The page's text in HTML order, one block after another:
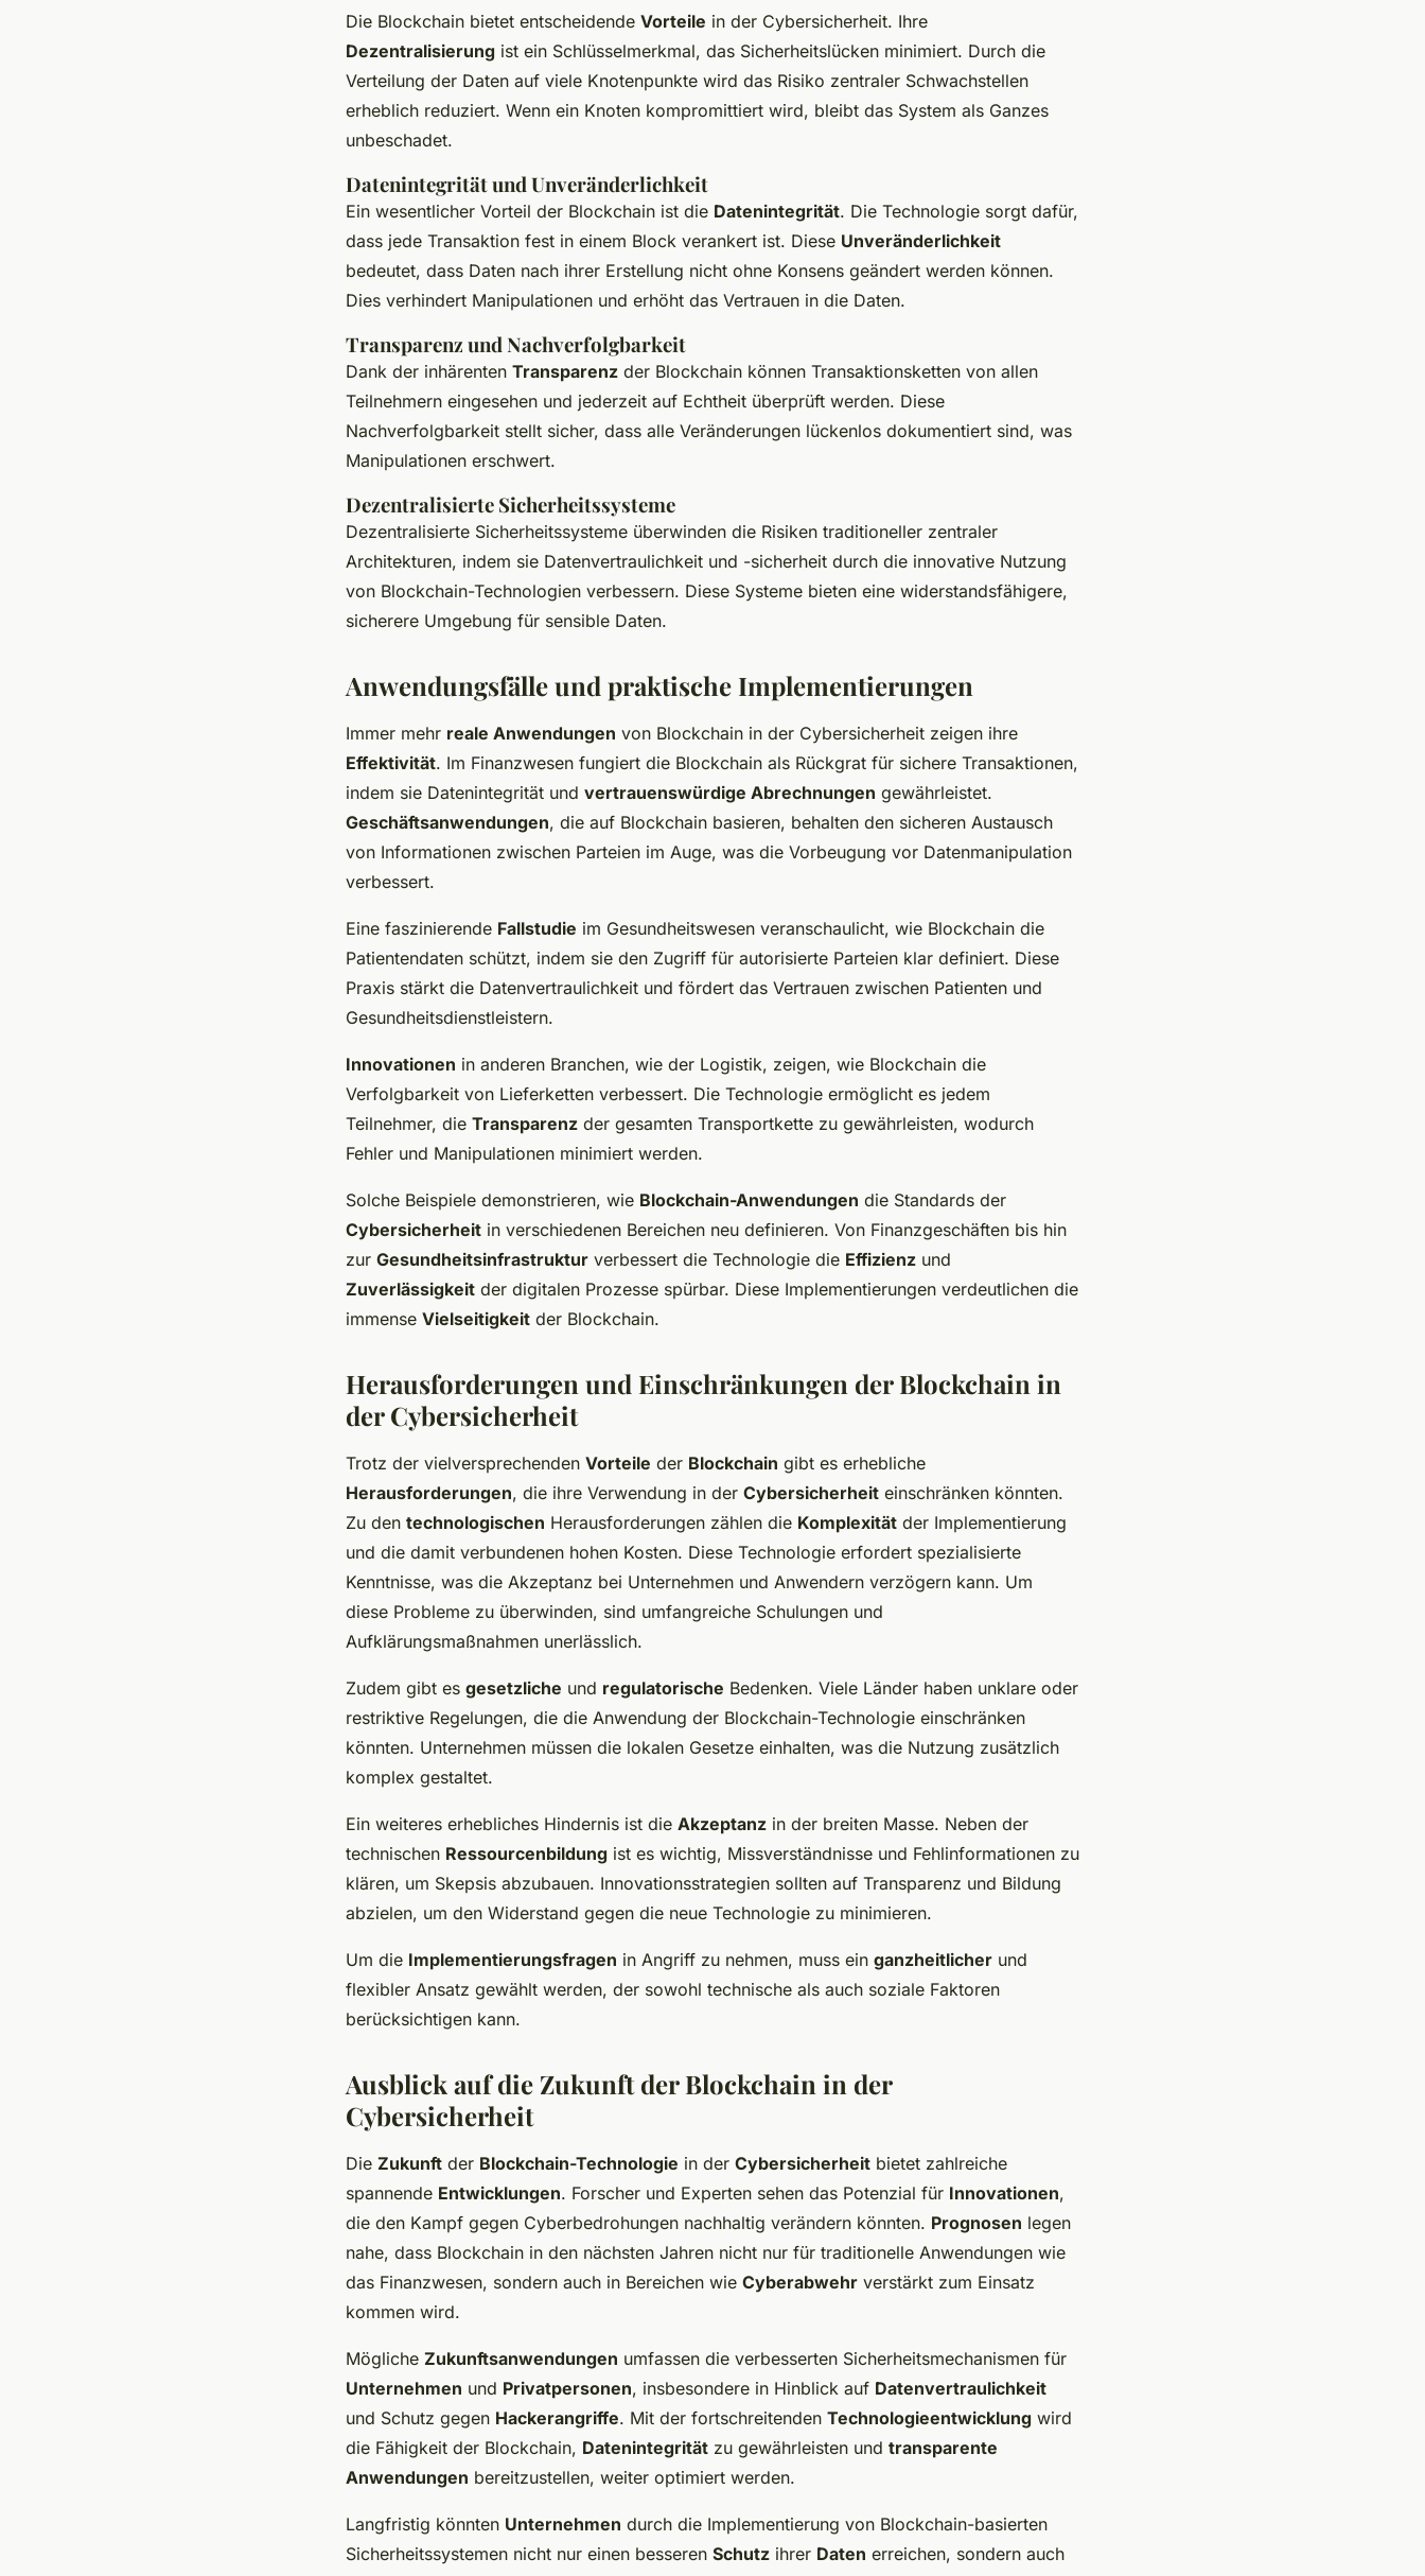
Die Blockchain bietet entscheidende Vorteile in der Cybersicherheit. Ihre
Dezentralisierung ist ein Schlüsselmerkmal, das Sicherheitslücken minimiert. Durch die
Verteilung der Daten auf viele Knotenpunkte wird das Risiko zentraler Schwachstellen
erheblich reduziert. Wenn ein Knoten kompromittiert wird, bleibt das System als Ganzes
unbeschadet.
Datenintegrität und Unveränderlichkeit
Ein wesentlicher Vorteil der Blockchain ist die Datenintegrität. Die Technologie sorgt dafür,
dass jede Transaktion fest in einem Block verankert ist. Diese Unveränderlichkeit
bedeutet, dass Daten nach ihrer Erstellung nicht ohne Konsens geändert werden können.
Dies verhindert Manipulationen und erhöht das Vertrauen in die Daten.
Transparenz und Nachverfolgbarkeit
Dank der inhärenten Transparenz der Blockchain können Transaktionsketten von allen
Teilnehmern eingesehen und jederzeit auf Echtheit überprüft werden. Diese
Nachverfolgbarkeit stellt sicher, dass alle Veränderungen lückenlos dokumentiert sind, was
Manipulationen erschwert.
Dezentralisierte Sicherheitssysteme
Dezentralisierte Sicherheitssysteme überwinden die Risiken traditioneller zentraler
Architekturen, indem sie Datenvertraulichkeit und -sicherheit durch die innovative Nutzung
von Blockchain-Technologien verbessern. Diese Systeme bieten eine widerstandsfähigere,
sicherere Umgebung für sensible Daten.
Anwendungsfälle und praktische Implementierungen
Immer mehr reale Anwendungen von Blockchain in der Cybersicherheit zeigen ihre
Effektivität. Im Finanzwesen fungiert die Blockchain als Rückgrat für sichere Transaktionen,
indem sie Datenintegrität und vertrauenswürdige Abrechnungen gewährleistet.
Geschäftsanwendungen, die auf Blockchain basieren, behalten den sicheren Austausch
von Informationen zwischen Parteien im Auge, was die Vorbeugung vor Datenmanipulation
verbessert.
Eine faszinierende Fallstudie im Gesundheitswesen veranschaulicht, wie Blockchain die
Patientendaten schützt, indem sie den Zugriff für autorisierte Parteien klar definiert. Diese
Praxis stärkt die Datenvertraulichkeit und fördert das Vertrauen zwischen Patienten und
Gesundheitsdienstleistern.
Innovationen in anderen Branchen, wie der Logistik, zeigen, wie Blockchain die
Verfolgbarkeit von Lieferketten verbessert. Die Technologie ermöglicht es jedem
Teilnehmer, die Transparenz der gesamten Transportkette zu gewährleisten, wodurch
Fehler und Manipulationen minimiert werden.
Solche Beispiele demonstrieren, wie Blockchain-Anwendungen die Standards der
Cybersicherheit in verschiedenen Bereichen neu definieren. Von Finanzgeschäften bis hin
zur Gesundheitsinfrastruktur verbessert die Technologie die Effizienz und
Zuverlässigkeit der digitalen Prozesse spürbar. Diese Implementierungen verdeutlichen die
immense Vielseitigkeit der Blockchain.
Herausforderungen und Einschränkungen der Blockchain in
der Cybersicherheit
Trotz der vielversprechenden Vorteile der Blockchain gibt es erhebliche
Herausforderungen, die ihre Verwendung in der Cybersicherheit einschränken könnten.
Zu den technologischen Herausforderungen zählen die Komplexität der Implementierung
und die damit verbundenen hohen Kosten. Diese Technologie erfordert spezialisierte
Kenntnisse, was die Akzeptanz bei Unternehmen und Anwendern verzögern kann. Um
diese Probleme zu überwinden, sind umfangreiche Schulungen und
Aufklärungsmaßnahmen unerlässlich.
Zudem gibt es gesetzliche und regulatorische Bedenken. Viele Länder haben unklare oder
restriktive Regelungen, die die Anwendung der Blockchain-Technologie einschränken
könnten. Unternehmen müssen die lokalen Gesetze einhalten, was die Nutzung zusätzlich
komplex gestaltet.
Ein weiteres erhebliches Hindernis ist die Akzeptanz in der breiten Masse. Neben der
technischen Ressourcenbildung ist es wichtig, Missverständnisse und Fehlinformationen zu
klären, um Skepsis abzubauen. Innovationsstrategien sollten auf Transparenz und Bildung
abzielen, um den Widerstand gegen die neue Technologie zu minimieren.
Um die Implementierungsfragen in Angriff zu nehmen, muss ein ganzheitlicher und
flexibler Ansatz gewählt werden, der sowohl technische als auch soziale Faktoren
berücksichtigen kann.
Ausblick auf die Zukunft der Blockchain in der
Cybersicherheit
Die Zukunft der Blockchain-Technologie in der Cybersicherheit bietet zahlreiche
spannende Entwicklungen. Forscher und Experten sehen das Potenzial für Innovationen,
die den Kampf gegen Cyberbedrohungen nachhaltig verändern könnten. Prognosen legen
nahe, dass Blockchain in den nächsten Jahren nicht nur für traditionelle Anwendungen wie
das Finanzwesen, sondern auch in Bereichen wie Cyberabwehr verstärkt zum Einsatz
kommen wird.
Mögliche Zukunftsanwendungen umfassen die verbesserten Sicherheitsmechanismen für
Unternehmen und Privatpersonen, insbesondere in Hinblick auf Datenvertraulichkeit
und Schutz gegen Hackerangriffe. Mit der fortschreitenden Technologieentwicklung wird
die Fähigkeit der Blockchain, Datenintegrität zu gewährleisten und transparente
Anwendungen bereitzustellen, weiter optimiert werden.
Langfristig könnten Unternehmen durch die Implementierung von Blockchain-basierten
Sicherheitssystemen nicht nur einen besseren Schutz ihrer Daten erreichen, sondern auch